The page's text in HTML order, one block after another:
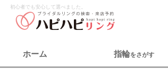
初心者でも安心して選べました。
ホーム 指輪をさがす